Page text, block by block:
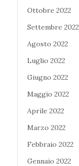
Ottobre 2022
Settembre 2022
Agosto 2022
Luglio 2022
Giugno 2022
Maggio 2022
Aprile 2022
Marzo 2022
Febbraio 2022
Gennaio 2022